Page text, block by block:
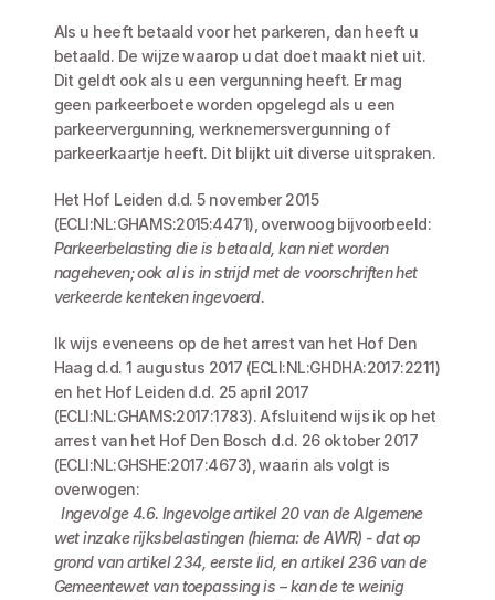
Als u heeft betaald voor het parkeren, dan heeft u
betaald. De wijze waarop u dat doet maakt niet uit.
Dit geldt ook als u een vergunning heeft. Er mag
geen parkeerboete worden opgelegd als u een
parkeervergunning, werknemersvergunning of
parkeerkaartje heeft. Dit blijkt uit diverse uitspraken.
Het Hof Leiden d.d. 5 november 2015
Parkeerbelasting die is betaald, kan niet worden
nageheven; ook al is in strijd met de voorschriften het
verkeerde kenteken ingevoerd.
Ik wijs eveneens op de het arrest van het Hof Den
Haag d.d. 1 augustus 2017 (ECLI:NL:GHDHA:2017:2211)
en het Hof Leiden d.d. 25 april 2017
(ECLI:NL:GHAMS:2017:1783). Afsluitend wijs ik op het
arrest van het Hof Den Bosch d.d. 26 oktober 2017
(ECLI:NL:GHSHE:2017:4673), waarin als volgt is
overwogen:
Ingevolge 4.6. Ingevolge artikel 20 van de Algemene
wet inzake rijksbelastingen (hierna: de AWR) - dat op
grond van artikel 234, eerste lid, en artikel 236 van de
Gemeentewet van toepassing is – kan de te weinig